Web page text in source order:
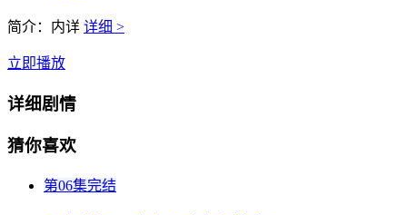
简介： 内详 详细 >
立即播放
详细剧情
猜你喜欢
第06集完结